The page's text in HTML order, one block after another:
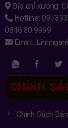
Địa chỉ xưởng:
Hotline:
0846.80.9999
Email:
CHÍNH
Chính Sách